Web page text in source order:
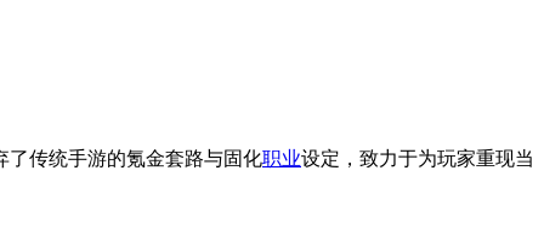
了传统手游的氪金套路与固化职业设定，致力于为玩家重现当